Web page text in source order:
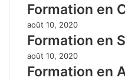
Formation en
août 10, 2020
Formation en
août 10, 2020
Formation en